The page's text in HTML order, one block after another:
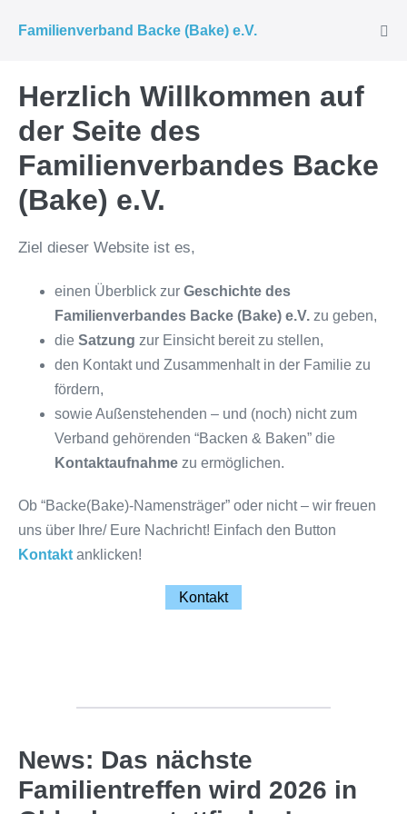
InhaltFamilienverband Backe (Bake) e.V.
Herzlich Willkommen auf
der Seite des
Familienverbandes Backe
(Bake) e.V.
Ziel dieser Website ist es,
einen Überblick zur Geschichte des
Familienverbandes Backe (Bake) e.V. zu geben,
die Satzung zur Einsicht bereit zu stellen,
den Kontakt und Zusammenhalt in der Familie zu
fördern,
sowie Außenstehenden – und (noch) nicht zum
Verband gehörenden “Backen & Baken” die
Kontaktaufnahme zu ermöglichen.
Ob “Backe(Bake)-Namensträger” oder nicht – wir freuen
uns über Ihre/ Eure Nachricht! Einfach den Button
Kontakt anklicken!
Kontakt
News: Das nächste
Familientreffen wird 2026 in